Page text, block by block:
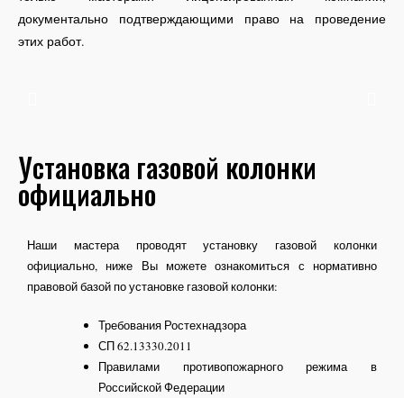
документально подтверждающими право на проведение
этих работ.
Установка газовой колонки
официально
Наши мастера проводят установку газовой колонки
официально, ниже Вы можете ознакомиться с нормативно
правовой базой по установке газовой колонки:
Требования Ростехнадзора
СП 62.13330.2011
Правилами противопожарного режима в
Российской Федерации